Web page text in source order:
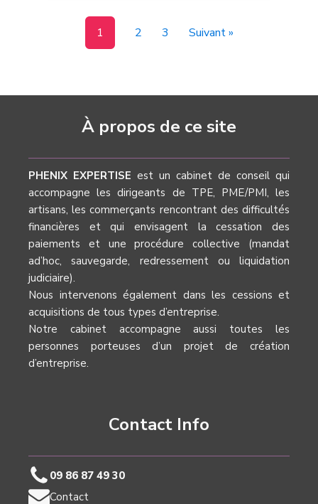
1 2 3 Suivant »
À propos de ce site
PHENIX EXPERTISE est un cabinet de conseil qui
accompagne les dirigeants de TPE, PME/PMI, les
artisans, les commerçants rencontrant des difficultés
financières et qui envisagent la cessation des
paiements et une procédure collective (mandat
ad’hoc, sauvegarde, redressement ou liquidation
judiciaire).
Nous intervenons également dans les cessions et
acquisitions de tous types d’entreprise.
Notre cabinet accompagne aussi toutes les
personnes porteuses d’un projet de création
d’entreprise.
Contact Info
09 86 87 49 30
Contact